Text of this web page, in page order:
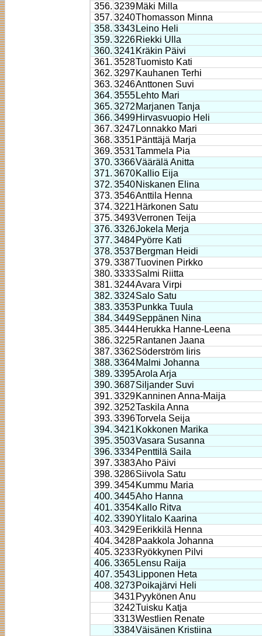
356. 3239Mäki Milla
357. 3240Thomasson Minna
358. 3343 Leino Heli
359. 3226Riekki Ulla
360. 3241 Kräkin Päivi
361. 3528Tuomisto Kati
362. 3297Kauhanen Terhi
363. 3246Anttonen Suvi
364. 3555 Lehto Mari
365. 3272 Marjanen Tanja
366. 3499Hirvasvuopio Heli
367. 3247 Lonnakko Mari
368. 3351 Pänttäjä Marja
369. 3531Tammela Pia
370. 3366Väärälä Anitta
371. 3670Kallio Eija
372. 3540Niskanen Elina
373. 3546Anttila Henna
374. 3221 Härkonen Satu
375. 3493Verronen Teija
376. 3326Jokela Merja
377. 3484Pyörre Kati
378. 3537Bergman Heidi
379. 3387Tuovinen Pirkko
380. 3333Salmi Riitta
381. 3244Avara Virpi
382. 3324Salo Satu
383. 3353Punkka Tuula
384. 3449Seppänen Nina
385. 3444Herukka Hanne-Leena
386. 3225Rantanen Jaana
387. 3362Söderström Iiris
388. 3364Malmi Johanna
389. 3395Arola Arja
390. 3687Siljander Suvi
391. 3329Kanninen Anna-Maija
392. 3252Taskila Anna
393. 3396Torvela Seija
394. 3421 Kokkonen Marika
395. 3503Vasara Susanna
396. 3334Penttilä Saila
397. 3383Aho Päivi
398. 3286Siivola Satu
399. 3454Kummu Maria
400. 3445Aho Hanna
401. 3354Kallo Ritva
402. 3390Ylitalo Kaarina
403. 3429Eerikkilä Henna
404. 3428Paakkola Johanna
405. 3233Ryökkynen Pilvi
406. 3365 Lensu Raija
407. 3543 Lipponen Heta
408. 3273Poikajärvi Heli
3431 Pyykönen Anu
3242Tuisku Katja
3313Westlien Renate
3384Väisänen Kristiina